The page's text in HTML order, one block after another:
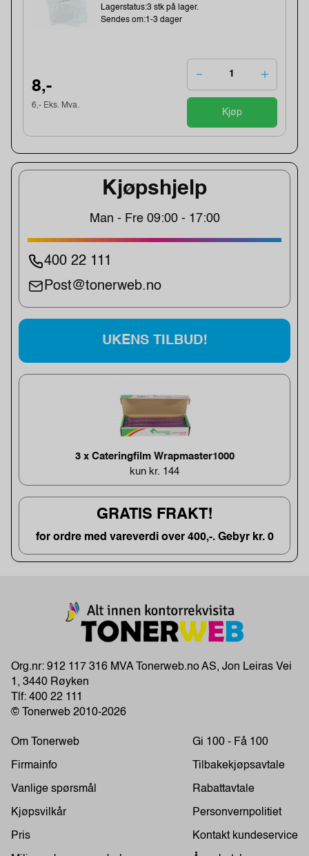
Kjøpshjelp
Man - Fre 09:00 - 17:00
400 22 111
Post@tonerweb.no
UKENS TILBUD!
3 x Cateringfilm Wrapmaster1000
kun kr. 144
GRATIS FRAKT!
for ordre med vareverdi over 400,-. Gebyr kr. 0
Lagerstatus:3 stk på lager.
Sendes om:1-3 dager
8,-
6,- Eks. Mva.
Kjøp
Org.nr: 912 117 316 MVA Tonerweb.no AS, Jon Leiras Vei
1, 3440 Røyken
Tlf: 400 22 111
© Tonerweb 2010-2026
Om Tonerweb
Firmainfo
Vanlige spørsmål
Kjøpsvilkår
Pris
Gi 100 - Få 100
Tilbakekjøpsavtale
Rabattavtale
Personvernpolitiet
Kontakt kundeservice